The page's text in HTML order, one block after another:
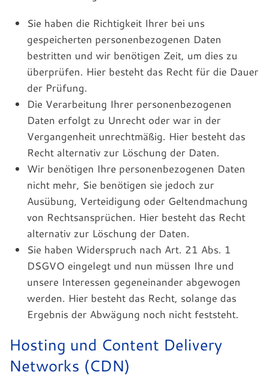
Sie haben die Richtigkeit Ihrer bei uns
gespeicherten personenbezogenen Daten
bestritten und wir benötigen Zeit, um dies zu
überprüfen. Hier besteht das Recht für die Dauer
der Prüfung.
Die Verarbeitung Ihrer personenbezogenen
Daten erfolgt zu Unrecht oder war in der
Vergangenheit unrechtmäßig. Hier besteht das
Recht alternativ zur Löschung der Daten.
Wir benötigen Ihre personenbezogenen Daten
nicht mehr, Sie benötigen sie jedoch zur
Ausübung, Verteidigung oder Geltendmachung
von Rechtsansprüchen. Hier besteht das Recht
alternativ zur Löschung der Daten.
Sie haben Widerspruch nach Art. 21 Abs. 1
DSGVO eingelegt und nun müssen Ihre und
unsere Interessen gegeneinander abgewogen
werden. Hier besteht das Recht, solange das
Ergebnis der Abwägung noch nicht feststeht.
Hosting und Content Delivery
Networks (CDN)